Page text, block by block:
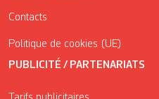
Contacts
Politique de cookies (UE)
PUBLICITÉ / PARTENARIATS